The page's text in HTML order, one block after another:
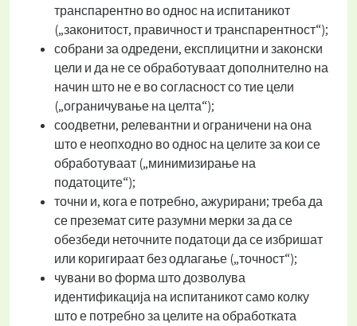
транспарентно во однос на испитаникот
(„законитост, правичност и транспарентност“);
собрани за одредени, експлицитни и законски
цели и да не се обработуваат дополнително на
начин што не е во согласност со тие цели
(„ограничување на целта“);
соодветни, релевантни и ограничени на она
што е неопходно во однос на целите за кои се
обработуваат („минимизирање на
податоците“);
точни и, кога е потребно, ажурирани; треба да
се преземат сите разумни мерки за да се
обезбеди неточните податоци да се избришат
или коригираат без одлагање („точност“);
чувани во форма што дозволува
идентификација на испитаникот само колку
што е потребно за целите на обработката